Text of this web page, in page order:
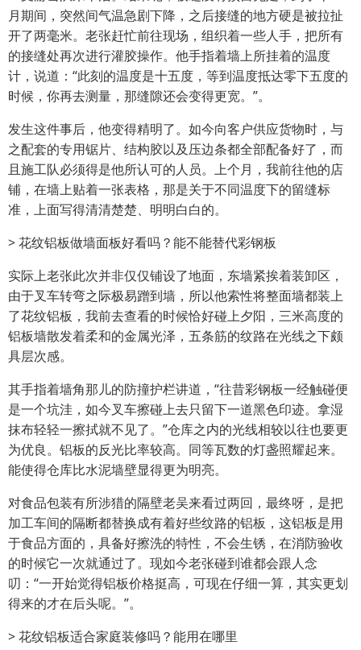
月期间，突然间气温急剧下降，之后接缝的地方硬是被拉扯
开了两毫米。老张赶忙前往现场，组织着一些人手，把所有
的接缝处再次进行灌胶操作。他手指着墙上所挂着的温度
计，说道：“此刻的温度是十五度，等到温度抵达零下五度的
时候，你再去测量，那缝隙还会变得更宽。”。
发生这件事后，他变得精明了。如今向客户供应货物时，与
之配套的专用锯片、结构胶以及压边条都全部配备好了，而
且施工队必须得是他所认可的人员。上个月，我前往他的店
铺，在墙上贴着一张表格，那是关于不同温度下的留缝标
准，上面写得清清楚楚、明明白白的。
> 花纹铝板做墙面板好看吗？能不能替代彩钢板
实际上老张此次并非仅仅铺设了地面，东墙紧挨着装卸区，
由于叉车转弯之际极易蹭到墙，所以他索性将整面墙都装上
了花纹铝板，我前去查看的时候恰好碰上夕阳，三米高度的
铝板墙散发着柔和的金属光泽，五条筋的纹路在光线之下颇
具层次感。
其手指着墙角那儿的防撞护栏讲道，“往昔彩钢板一经触碰便
是一个坑洼，如今叉车擦碰上去只留下一道黑色印迹。拿湿
抹布轻轻一擦拭就不见了。”仓库之内的光线相较以往也要更
为优良。铝板的反光比率较高。同等瓦数的灯盏照耀起来。
能使得仓库比水泥墙壁显得更为明亮。
对食品包装有所涉猎的隔壁老吴来看过两回，最终呀，是把
加工车间的隔断都替换成有着好些纹路的铝板，这铝板是用
于食品方面的，具备好擦洗的特性，不会生锈，在消防验收
的时候它一次就通过了。现如今老张碰到谁都会跟人念
叨：“一开始觉得铝板价格挺高，可现在仔细一算，其实更划
得来的才在后头呢。”。
> 花纹铝板适合家庭装修吗？能用在哪里